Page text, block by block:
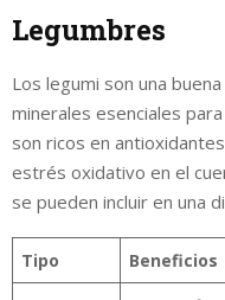
Legumbres
Los legumi son una
minerales esenciales
son ricos en
estrés oxidativo en el
se pueden incluir en una
Tipo Beneficios